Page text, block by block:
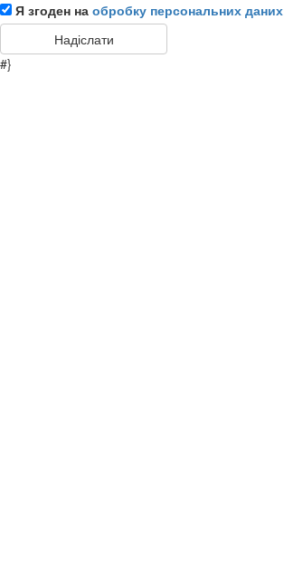
Я згоден на обробку персональних даних
#}